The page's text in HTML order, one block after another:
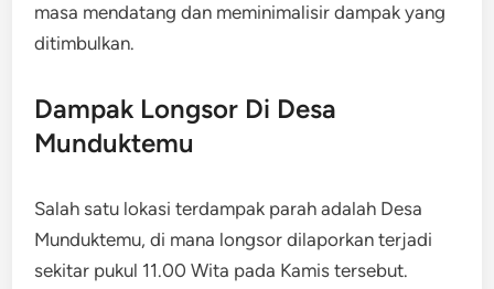
masa mendatang dan meminimalisir dampak yang
ditimbulkan.
Dampak Longsor Di Desa
Munduktemu
Salah satu lokasi terdampak parah adalah Desa
Munduktemu, di mana longsor dilaporkan terjadi
sekitar pukul 11.00 Wita pada Kamis tersebut.